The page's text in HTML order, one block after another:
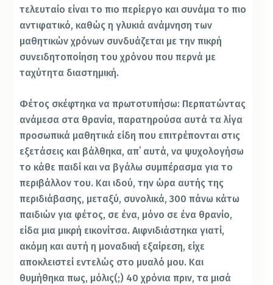
τελευταίο είναι το πιο περίεργο και συνάμα το πιο
αντιφατικό, καθώς η γλυκιά ανάμνηση των
μαθητικών χρόνων συνδυάζεται με την πικρή
συνειδητοποίηση του χρόνου που περνά με
ταχύτητα διαστημική.
Φέτος σκέφτηκα να πρωτοτυπήσω: Περπατώντας
ανάμεσα στα θρανία, παρατηρούσα αυτά τα λίγα
προσωπικά μαθητικά είδη που επιτρέπονται στις
εξετάσεις και βάλθηκα, απ΄ αυτά, να ψυχολογήσω
το κάθε παιδί και να βγάλω συμπέρασμα για το
περιβάλλον του. Και ιδού, την ώρα αυτής της
περιδιάβασης, μεταξύ, συνολικά, 300 πάνω κάτω
παιδιών για φέτος, σε ένα, μόνο σε ένα θρανίο,
είδα μια μικρή εικονίτσα. Αιφνιδιάστηκα γιατί,
ακόμη και αυτή η μοναδική εξαίρεση, είχε
αποκλειστεί εντελώς στο μυαλό μου. Και
θυμήθηκα πως, μόλις(;) 40 χρόνια πριν, τα μισά